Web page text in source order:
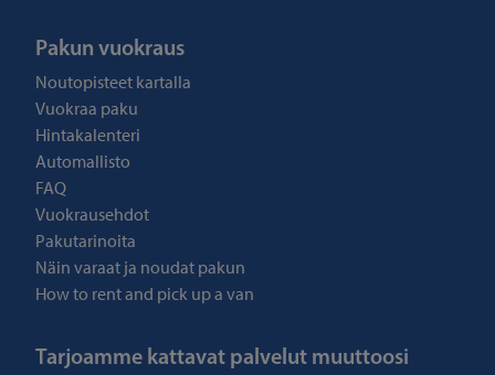
Pakun vuokraus
Noutopisteet kartalla
Vuokraa paku
Hintakalenteri
Automallisto
FAQ
Vuokrausehdot
Pakutarinoita
Näin varaat ja noudat pakun
How to rent and pick up a van
Tarjoamme kattavat palvelut muuttoosi